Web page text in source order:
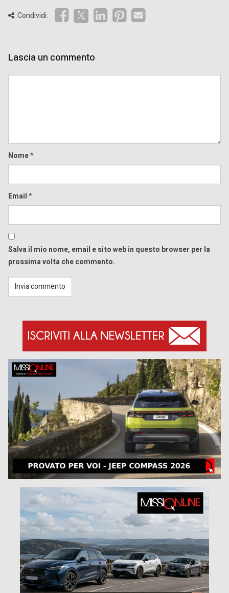
Condividi:
Lascia un commento
Nome*
Email*
Salva il mio nome, email e sito web in questo browser per la
prossima volta che commento.